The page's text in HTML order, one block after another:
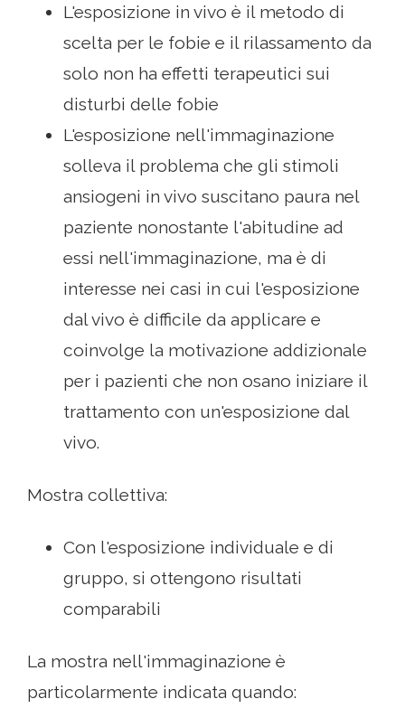
L'esposizione in vivo è il metodo di
scelta per le fobie e il rilassamento da
solo non ha effetti terapeutici sui
disturbi delle fobie
L'esposizione nell'immaginazione
solleva il problema che gli stimoli
ansiogeni in vivo suscitano paura nel
paziente nonostante l'abitudine ad
essi nell'immaginazione, ma è di
interesse nei casi in cui l'esposizione
dal vivo è difficile da applicare e
coinvolge la motivazione addizionale
per i pazienti che non osano iniziare il
trattamento con un'esposizione dal
vivo.
Mostra collettiva:
Con l'esposizione individuale e di
gruppo, si ottengono risultati
comparabili
La mostra nell'immaginazione è
particolarmente indicata quando: